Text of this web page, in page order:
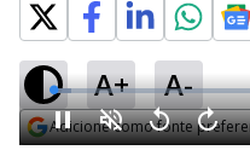
A+ A-
Adicione como fonte
Pause Voltar
Avançar
Ativar
Loaded:
5.48%